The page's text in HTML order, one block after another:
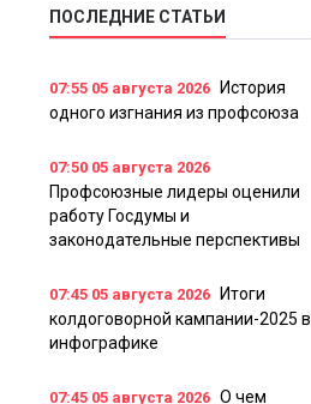
ПОСЛЕДНИЕ СТАТЬИ
07:55 05 августа 2026
История
одного изгнания из профсоюза
07:50 05 августа 2026
Профсоюзные лидеры оценили
работу Госдумы и
законодательные перспективы
07:45 05 августа 2026
Итоги
колдоговорной кампании-2025 в
инфографике
07:45 05 августа 2026 О чем